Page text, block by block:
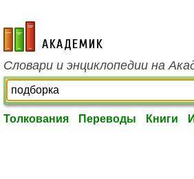
academic.ru
Словари и энциклопедии на
Толкования Переводы Книги